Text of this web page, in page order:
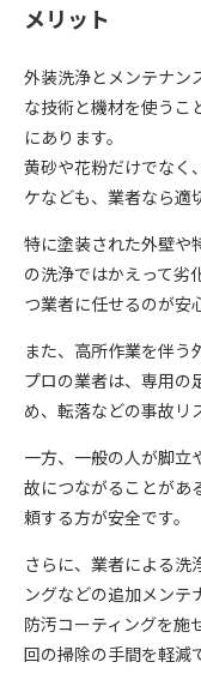
メリット
外装洗浄とメンテナン
な技術と機材を使うこ
にあります。
黄砂や花粉だけでなく
ケなども、業者なら適
特に塗装された外壁や
の洗浄ではかえって劣
つ業者に任せるのが安
また、高所作業を伴う
プロの業者は、専用の
め、転落などの事故リ
一方、一般の人が脚立
故につながることがあ
頼する方が安全です。
さらに、業者による洗
ングなどの追加メンテ
防汚コーティングを施
回の掃除の手間を軽減